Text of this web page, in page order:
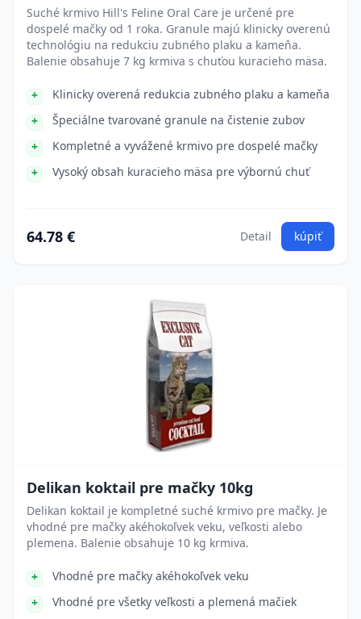
Suché krmivo Hill's Feline Oral Care je určené pre
dospelé mačky od 1 roka. Granule majú klinicky overenú
technológiu na redukciu zubného plaku a kameňa.
Balenie obsahuje 7 kg krmiva s chuťou kuracieho mäsa.
Klinicky overená redukcia zubného plaku a kameňa
Špeciálne tvarované granule na čistenie zubov
Kompletné a vyvážené krmivo pre dospelé mačky
Vysoký obsah kuracieho mäsa pre výbornú chuť
64.78 € Detail kúpiť
Delikan koktail pre mačky 10kg
Delikan koktail je kompletné suché krmivo pre mačky. Je
vhodné pre mačky akéhokoľvek veku, veľkosti alebo
plemena. Balenie obsahuje 10 kg krmiva.
Vhodné pre mačky akéhokoľvek veku
Vhodné pre všetky veľkosti a plemená mačiek